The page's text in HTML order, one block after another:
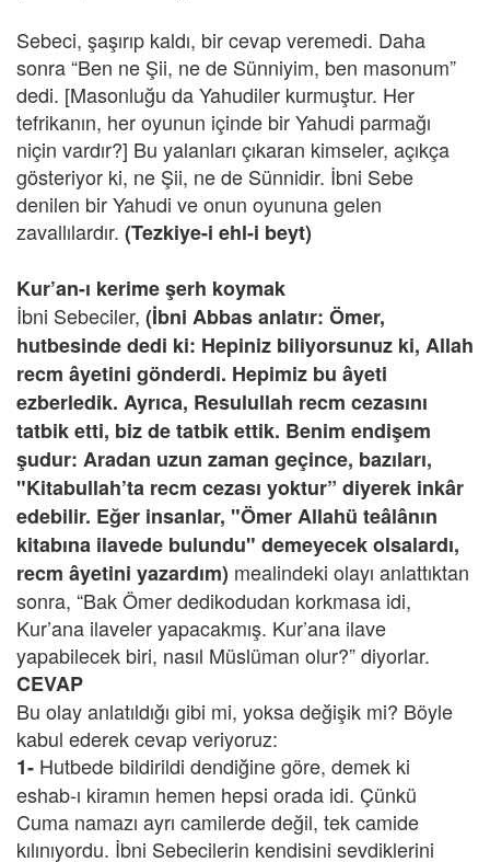
Sebeci, şaşırıp kaldı, bir cevap veremedi. Daha
sonra “Ben ne Şii, ne de Sünniyim, ben masonum”
dedi. [Masonluğu da Yahudiler kurmuştur. Her
tefrikanın, her oyunun içinde bir Yahudi parmağı
niçin vardır?] Bu yalanları çıkaran kimseler, açıkça
gösteriyor ki, ne Şii, ne de Sünnidir. İbni Sebe
denilen bir Yahudi ve onun oyununa gelen
zavallılardır. (Tezkiye-i ehl-i beyt)
Kur’an-ı kerime şerh koymak
İbni Sebeciler, (İbni Abbas anlatır: Ömer,
hutbesinde dedi ki: Hepiniz biliyorsunuz ki, Allah
recm âyetini gönderdi. Hepimiz bu âyeti
ezberledik. Ayrıca, Resulullah recm cezasını
tatbik etti, biz de tatbik ettik. Benim endişem
şudur: Aradan uzun zaman geçince, bazıları,
"Kitabullah’ta recm cezası yoktur” diyerek inkâr
edebilir. Eğer insanlar, "Ömer Allahü teâlânın
kitabına ilavede bulundu" demeyecek olsalardı,
recm âyetini yazardım) mealindeki olayı anlattıktan
sonra, “Bak Ömer dedikodudan korkmasa idi,
Kur’ana ilaveler yapacakmış. Kur’ana ilave
yapabilecek biri, nasıl Müslüman olur?” diyorlar.
CEVAP
Bu olay anlatıldığı gibi mi, yoksa değişik mi? Böyle
kabul ederek cevap veriyoruz:
1- Hutbede bildirildi dendiğine göre, demek ki
eshab-ı kiramın hemen hepsi orada idi. Çünkü
Cuma namazı ayrı camilerde değil, tek camide
kılınıyordu. İbni Sebecilerin kendisini sevdiklerini